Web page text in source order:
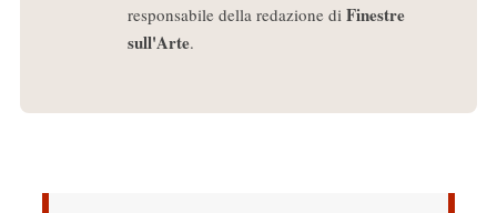
responsabile della redazione di Finestre
sull'Arte.